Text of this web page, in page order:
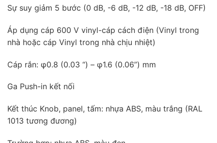
Sự suy giảm 5 bước (0 dB, -6 dB, -12 dB, -18 dB, OFF)
Áp dụng cáp 600 V vinyl-cáp cách điện (Vinyl trong
nhà hoặc cáp Vinyl trong nhà chịu nhiệt)
Cáp rắn: φ0.8 (0.03 “) – φ1.6 (0.06”) mm
Ga Push-in kết nối
Kết thúc Knob, panel, tấm: nhựa ABS, màu trắng (RAL
1013 tương đương)